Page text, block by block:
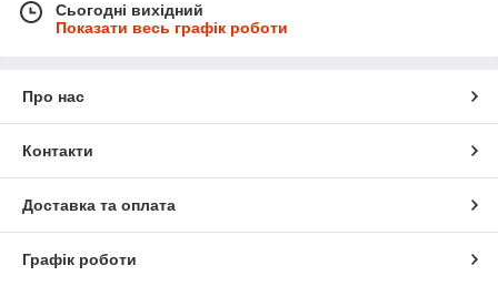
Сьогодні вихідний
Показати весь графік роботи
Про нас
Контакти
Доставка та оплата
Графік роботи